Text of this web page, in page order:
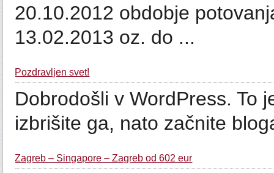
20.10.2012 obdobje
13.02.2013 oz. do ...
Pozdravljen svet!
Dobrodošli v WordPress. To
izbrišite ga, nato začnite
Zagreb – Singapore – Zagreb od 602 eur